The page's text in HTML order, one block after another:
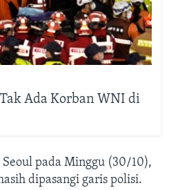
Ada Korban WNI di
pada Minggu (30/10),
dipasangi garis polisi.